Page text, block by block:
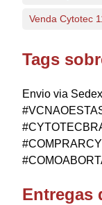
Venda Cytotec
Tags
Envio via
Entregas